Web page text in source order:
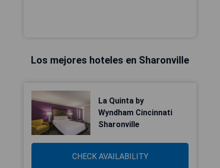
Los mejores hoteles en Sharonville
La Quinta by
Wyndham Cincinnati
Sharonville
CHECK AVAILABILITY